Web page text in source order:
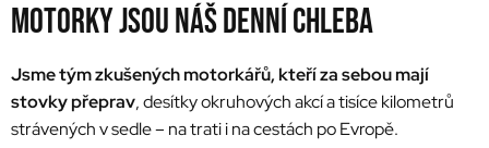
MOTORKY JSOU NÁŠ DENNÍ CHLEBA
Jsme tým zkušených motorkářů, kteří za sebou mají
stovky přeprav, desítky okruhových akcí a tisíce kilometrů
strávených v sedle – na trati i na cestách po Evropě.